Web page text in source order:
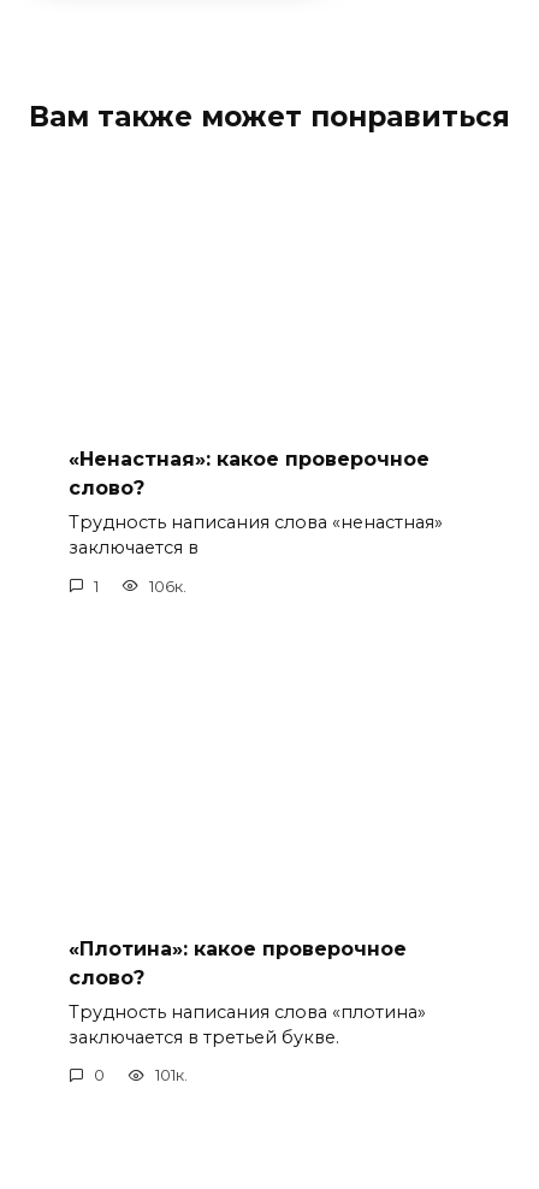
Вам также может понравиться
«Ненастная»: какое проверочное
слово?
Трудность написания слова «ненастная»
заключается в
1 106к.
«Плотина»: какое проверочное
слово?
Трудность написания слова «плотина»
заключается в третьей букве.
0 101к.